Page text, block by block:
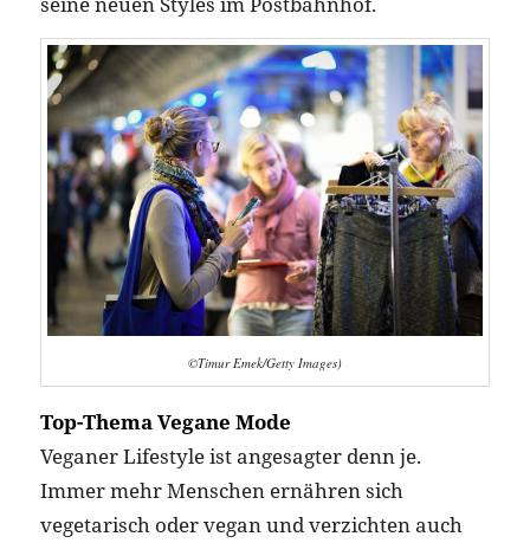
©Timur Emek/Getty Images)
Top-Thema Vegane Mode
Veganer Lifestyle ist angesagter denn je.
Immer mehr Menschen ernähren sich
vegetarisch oder vegan und verzichten auch